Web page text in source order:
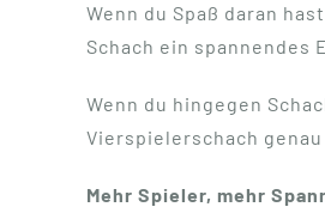
Wenn du Spaß daran
Schach ein spannendes
Wenn du hingegen
Vierspielerschach
Mehr Spieler, mehr